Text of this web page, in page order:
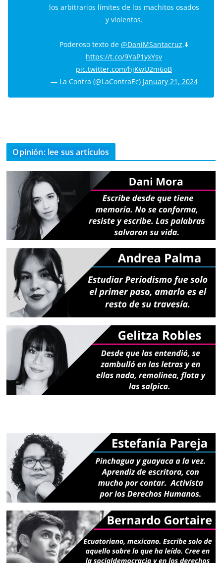
los arbitrarios límites de los machitos osados
y violentos.
Poderoso texto de @DaniMSantacruz.⬇️
https://t.co/9YaP1yxYsv
pic.twitter.com/hjKwU2m6oB
— La Contra (@LaContraEc) January 21, 2024
Opinión: lee sus artículos